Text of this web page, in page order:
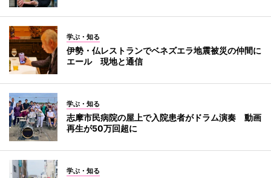
学ぶ・知る
伊勢・仏レストランでベネズエラ地震被災の仲間に
エール 現地と通信
学ぶ・知る
志摩市民病院の屋上で入院患者がドラム演奏 動画
再生が50万回超に
学ぶ・知る